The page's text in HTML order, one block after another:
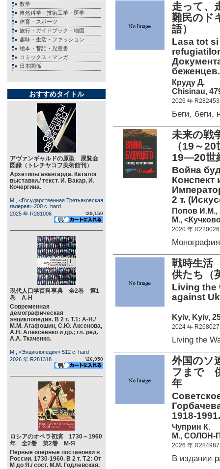
数学
自然科学・技術工学・医学
体育・スポーツ
旅行・ガイドブック・地図
趣味・生活・ファッション
絵本・昔話・児童書
コミックス・マンガ
日本関係
おすすめタイトル
アヴァンギャルドの原型 展覧会
図録（トレチヤコフ美術館刊）
Архетипы авангарда. Каталог
выставки./ текст. И. Вакар, И.
Кочергина.
М., <Государственная Третьяковская
галерея> 200 c. hard
2025 年 R281006
\29,150
現代人口学百科事典 全2巻 第1
巻 А-Н
Современная
демографическая
энциклопедия. В 2 т. Т.1: А-Н./
М.М. Агафошин, С.Ю. Аксенова,
А.Н. Алексеенко и др.; гл. ред.
А.А. Ткаченко.
М., <Энциклопедия> 512 c. hard
2026 年 R281318
\26,950
ロシアのオペラ初演 1730～1960
年 全2巻 第2巻 М-Я
Первые оперные постановки в
России. 1730-1960. В 2 т. Т.2: От
М до Я./ сост. М.М. Годлевская.
走って
難民のド
語）
Lasa tot
Круду Д.
Chisinau,
2026 年 R282453
Беги, беги,
未来の
（19～
19―20世
Война
Конспект
2 т.
Попов И.М.,
М.,
2020 年 R220026
戦時生活
供たち（
Living the
against
Kyiv, Kyiv,
2024 年 R268027
Living the
外国のソ
フまで
年
1918-1991.
Чуприн К.
М., СОЛОН-
2026 年 R284987
В издании